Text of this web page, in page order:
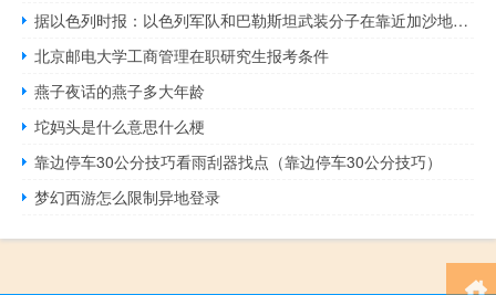
据以色列时报：以色列军队和巴勒斯坦武装分子在靠近加沙地带边界的南部城镇马根发生了激烈的枪战
北京邮电大学工商管理在职研究生报考条件
燕子夜话的燕子多大年龄
坨妈头是什么意思什么梗
靠边停车30公分技巧看雨刮器找点（靠边停车30公分技巧）
梦幻西游怎么限制异地登录